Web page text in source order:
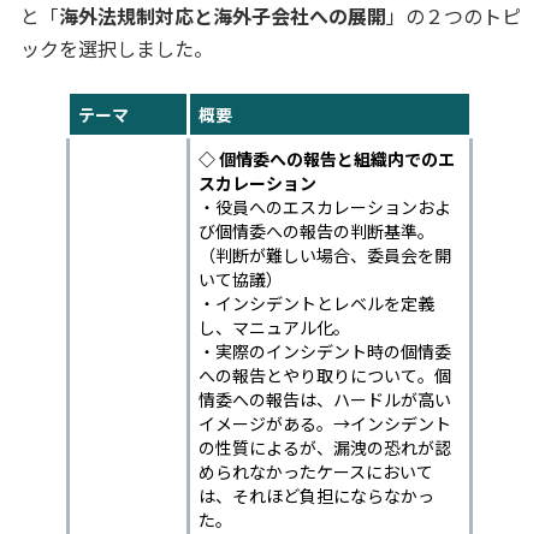
と「海外法規制対応と海外子会社への展開 」の２つのトピ
ックを選択しました。
テーマ 概要
◇ 個情委への報告と組織内でのエ
スカレーション
・役員へのエスカレーションおよ
び個情委への報告の判断基準。
（判断が難しい場合、委員会を開
いて協議）
・インシデントとレベルを定義
し、マニュアル化。
・実際のインシデント時の個情委
への報告とやり取りについて。個
情委への報告は、ハードルが高い
イメージがある。→インシデント
の性質によるが、漏洩の恐れが認
められなかったケースにおいて
は、それほど負担にならなかっ
た。